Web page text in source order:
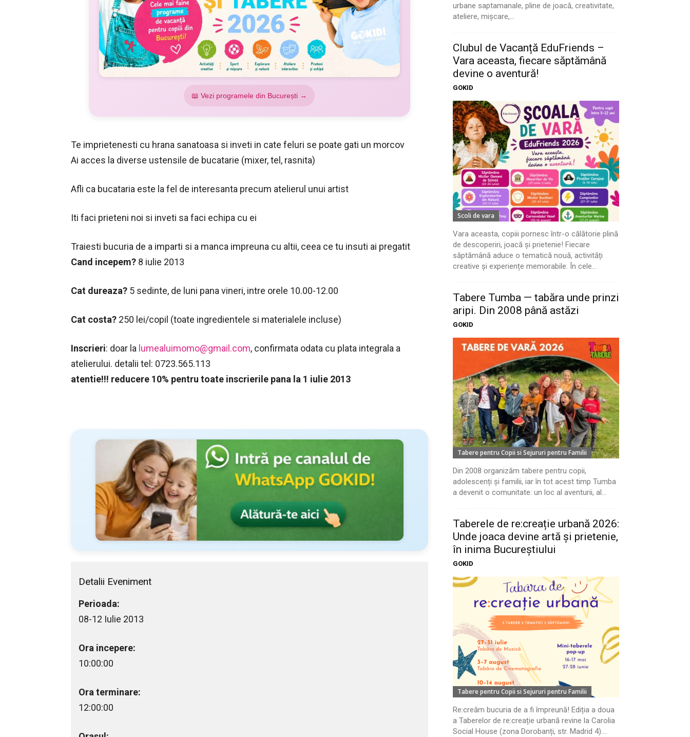
📖 Vezi programele din București →
Te imprietenesti cu hrana sanatoasa si inveti in cate feluri se poate gati un morcov
Ai acces la diverse ustensile de bucatarie (mixer, tel, rasnita)
Afli ca bucataria este la fel de interesanta precum atelierul unui artist
Iti faci prieteni noi si inveti sa faci echipa cu ei
Traiesti bucuria de a imparti si a manca impreuna cu altii, ceea ce tu insuti ai pregatit
Cand incepem? 8 iulie 2013
Cat dureaza? 5 sedinte, de luni pana vineri, intre orele 10.00-12.00
Cat costa? 250 lei/copil (toate ingredientele si materialele incluse)
Inscrieri: doar la lumealuimomo@gmail.com, confirmata odata cu plata integrala a
atelierului. detalii tel: 0723.565.113
atentie!!! reducere 10% pentru toate inscrierile pana la 1 iulie 2013
Detalii Eveniment
Perioada:
08-12 Iulie 2013
Ora incepere:
10:00:00
Ora terminare:
12:00:00
urbane saptamanale, pline de joacă, creativitate,
ateliere, mișcare,...
Clubul de Vacanță EduFriends –
Vara aceasta, fiecare săptămână
devine o aventură!
GOKID
Scoli de vara
Vara aceasta, copiii pornesc într-o călătorie plină
de descoperiri, joacă și prietenie! Fiecare
săptămână aduce o tematică nouă, activități
creative și experiențe memorabile. În cele...
Tabere Tumba — tabăra unde prinzi
aripi. Din 2008 până astăzi
GOKID
Tabere pentru Copii si Sejururi pentru Familii
Din 2008 organizăm tabere pentru copii,
adolescenți și familii, iar în tot acest timp Tumba
a devenit o comunitate: un loc al aventurii, al...
Taberele de re:creație urbană 2026:
Unde joaca devine artă și prietenie,
în inima Bucureștiului
GOKID
Tabere pentru Copii si Sejururi pentru Familii
Re:creăm bucuria de a fi împreună! Ediția a doua
a Taberelor de re:creație urbană revine la Carolia
Social House (zona Dorobanți, str. Madrid 4)....